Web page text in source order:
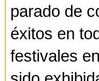
parado de
éxitos en
festivales